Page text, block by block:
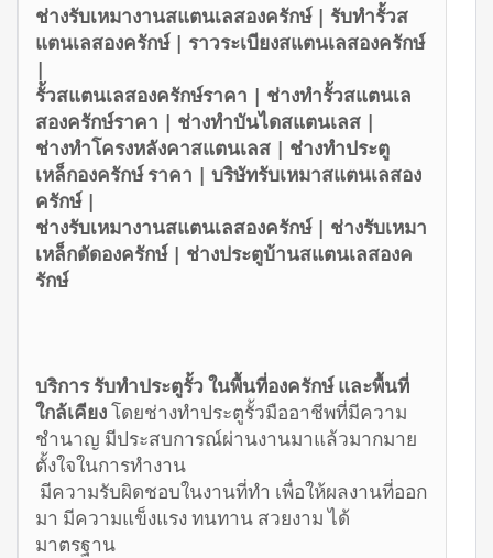
ช่างรับเหมางานสแตนเลสองครักษ์ | รับทำรั้วส
แตนเลสองครักษ์ | ราวระเบียงสแตนเลสองครักษ์
|
รั้วสแตนเลสองครักษ์ราคา | ช่างทำรั้วสแตนเล
สองครักษ์ราคา | ช่างทำบันไดสแตนเลส |
ช่างทำโครงหลังคาสแตนเลส | ช่างทำประตู
เหล็กองครักษ์ ราคา | บริษัทรับเหมาสแตนเลสอง
ครักษ์ |
ช่างรับเหมางานสแตนเลสองครักษ์ | ช่างรับเหมา
เหล็กดัดองครักษ์ | ช่างประตูบ้านสแตนเลสองค
รักษ์
บริการ รับทำประตูรั้ว ในพื้นที่องครักษ์ และพื้นที่
ใกล้เคียงโดยช่างทำประตูรั้วมืออาชีพที่มีความ
ชำนาญ มีประสบการณ์ผ่านงานมาแล้วมากมาย
ตั้งใจในการทำงาน
มีความรับผิดชอบในงานที่ทำ เพื่อให้ผลงานที่ออก
มา มีความแข็งแรง ทนทาน สวยงาม ได้
มาตรฐาน